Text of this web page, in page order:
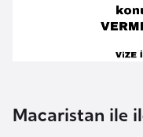
Macaristan ile
e
s